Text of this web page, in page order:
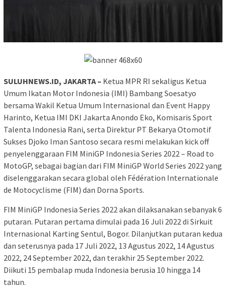
SULUHNEWS.ID, JAKARTA – Ketua MPR RI sekaligus Ketua
Umum Ikatan Motor Indonesia (IMI) Bambang Soesatyo
bersama Wakil Ketua Umum Internasional dan Event Happy
Harinto, Ketua IMI DKI Jakarta Anondo Eko, Komisaris Sport
Talenta Indonesia Rani, serta Direktur PT Bekarya Otomotif
Sukses Djoko Iman Santoso secara resmi melakukan kick off
penyelenggaraan FIM MiniGP Indonesia Series 2022 – Road to
MotoGP, sebagai bagian dari FIM MiniGP World Series 2022 yang
diselenggarakan secara global oleh Fédération Internationale
de Motocyclisme (FIM) dan Dorna Sports.
FIM MiniGP Indonesia Series 2022 akan dilaksanakan sebanyak 6
putaran. Putaran pertama dimulai pada 16 Juli 2022 di Sirkuit
Internasional Karting Sentul, Bogor. Dilanjutkan putaran kedua
dan seterusnya pada 17 Juli 2022, 13 Agustus 2022, 14 Agustus
2022, 24 September 2022, dan terakhir 25 September 2022.
Diikuti 15 pembalap muda Indonesia berusia 10 hingga 14
tahun.